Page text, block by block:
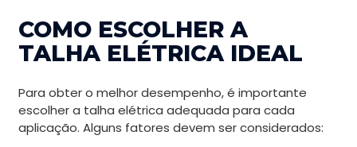
COMO ESCOLHER A
TALHA ELÉTRICA IDEAL
Para obter o melhor desempenho, é importante
escolher a talha elétrica adequada para cada
aplicação. Alguns fatores devem ser considerados: